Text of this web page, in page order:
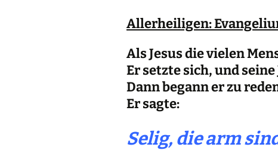
Allerheiligen:
Als Jesus die vielen
Er setzte sich, und
Dann begann er zu
Er sagte:
Selig, die arm